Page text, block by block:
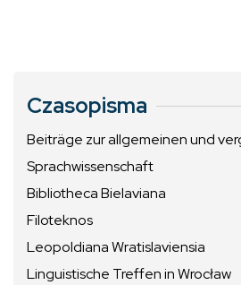
Czasopisma
Beiträge zur allgemeinen und
Sprachwissenschaft
Bibliotheca Bielaviana
Filoteknos
Leopoldiana Wratislaviensia
Linguistische Treffen in Wrocław